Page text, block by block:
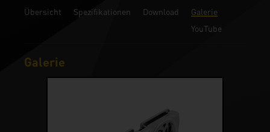
Übersicht Spezifikationen Download
Galerie
YouTube
Galerie